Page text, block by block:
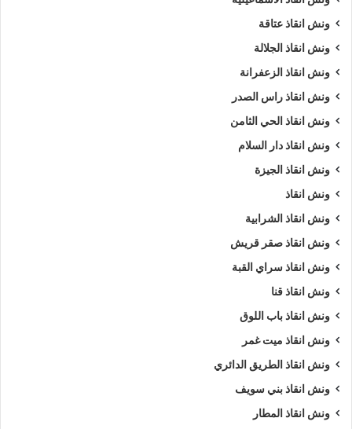
ونش انقاذ عتاقة
ونش انقاذ الجلالة
ونش انقاذ الزعفرانة
ونش انقاذ راس الصدر
ونش انقاذ الحي الثامن
ونش انقاذ دار السلام
ونش انقاذ الجيزة
ونش انقاذ
ونش انقاذ الشرابية
ونش انقاذ صقر قريش
ونش انقاذ سراي القبة
ونش انقاذ قنا
ونش انقاذ باب اللوق
ونش انقاذ ميت غمر
ونش انقاذ الطريق الدائري
ونش انقاذ بني سويف
ونش انقاذ المطار